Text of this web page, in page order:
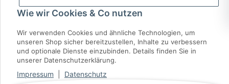
Wie wir Cookies & Co nutzen
Wir verwenden Cookies und ähnliche Technologien, um
unseren Shop sicher bereitzustellen, Inhalte zu verbessern
und optionale Dienste einzubinden. Details finden Sie in
unserer Datenschutzerklärung.
Impressum Datenschutz